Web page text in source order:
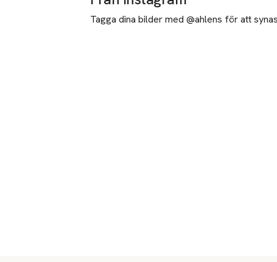
Tagga dina bilder med @ahlens för att